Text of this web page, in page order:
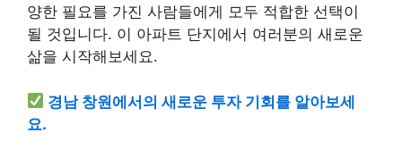
양한 필요를 가진 사람들에게 모두 적합한 선택이
될 것입니다. 이 아파트 단지에서 여러분의 새로운
삶을 시작해보세요.
경남 창원에서의 새로운 투자 기회를 알아보세
요.